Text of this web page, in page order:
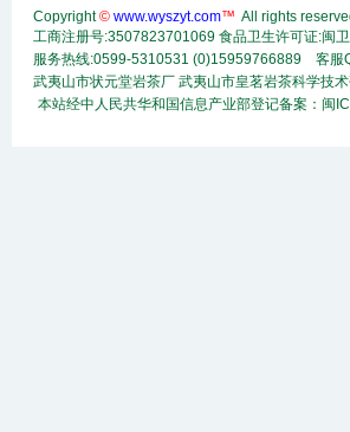
Copyright© www.wyszyt.com™ All rights
工商注册号:3507823701069 食品卫生许可证:闽
服务热线:0599-5310531 (0)15959766889 客服
武夷山市状元堂岩茶厂 武夷山市皇茗岩茶科学技
本站经中人民共华和国信息产业部登记备案：闽